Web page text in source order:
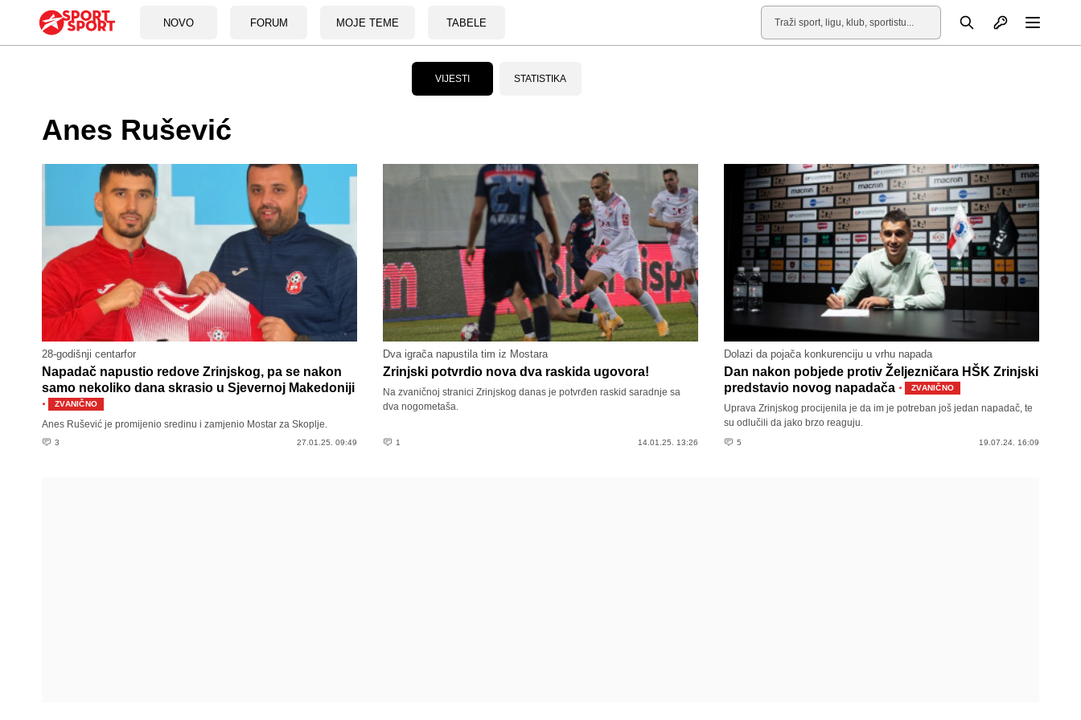
NOVO FORUM MOJE TEME TABELE
Pretraga Otvori profil
VIJESTI STATISTIKA
Anes Rušević
28-godišnji centarfor
Napadač napustio redove Zrinjskog, pa se nakon
samo nekoliko dana skrasio u Sjevernoj Makedoniji
· ZVANIČNO
Anes Rušević je promijenio sredinu i zamjenio Mostar za Skoplje.
3 27.01.25. 09:49
Dva igrača napustila tim iz Mostara
Zrinjski potvrdio nova dva raskida ugovora!
Na zvaničnoj stranici Zrinjskog danas je potvrđen raskid saradnje sa
dva nogometaša.
1 14.01.25. 13:26
Dolazi da pojača konkurenciju u vrhu napada
Dan nakon pobjede protiv Željezničara HŠK Zrinjski
predstavio novog napadača · ZVANIČNO
Uprava Zrinjskog procijenila je da im je potreban još jedan napadač, te
su odlučili da jako brzo reaguju.
5 19.07.24. 16:09